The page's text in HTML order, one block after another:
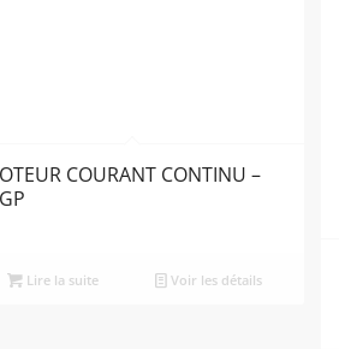
COURANT CONTINU –
Lire la suite Voir les détails